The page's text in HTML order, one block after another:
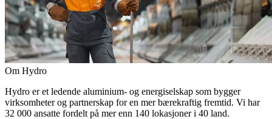
Om Hydro
Hydro er et ledende aluminium- og energiselskap som bygger
virksomheter og partnerskap for en mer bærekraftig fremtid. Vi har
32 000 ansatte fordelt på mer enn 140 lokasjoner i 40 land.